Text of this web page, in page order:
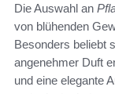
Die Auswahl an
von blühenden
Besonders beliebt
angenehmer Duft
und eine elegante